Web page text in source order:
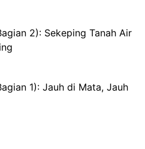
2): Sekeping Tanah Air
1): Jauh di Mata, Jauh